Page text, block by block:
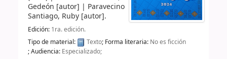
Gedeón [autor] | Paravecino
Santiago, Ruby[autor].
Edición: 1ra. edición.
Tipo de material:
Texto; Forma literaria: No es ficción
; Audiencia: Especializado;